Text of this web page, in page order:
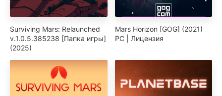
Surviving Mars: Relaunched
v.1.0.5.385238 [Папка игры]
(2025)
Mars Horizon [GOG] (2021)
PC | Лицензия